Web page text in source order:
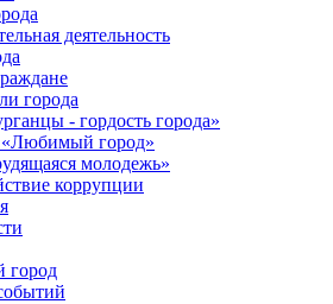
деятельность
города
- гордость города»
город»
молодежь»
коррупции
город